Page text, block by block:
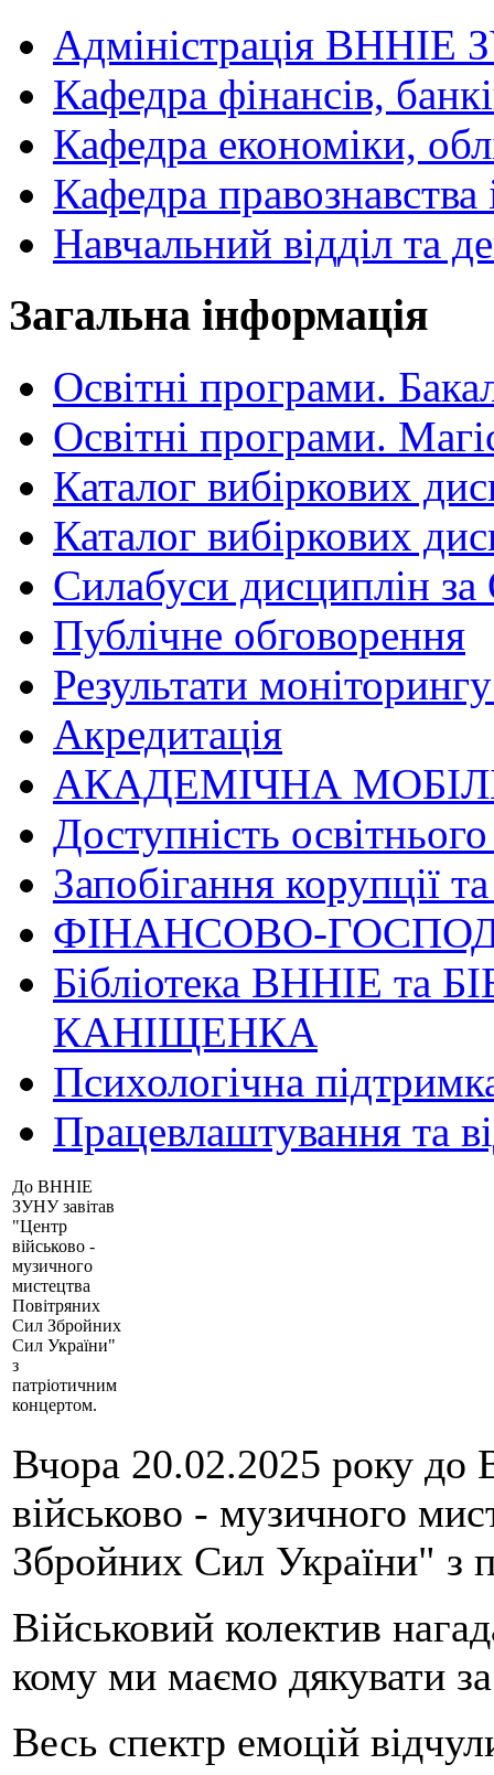
Адміністрація ВННІЕ
Кафедра фінансів,
Кафедра економіки,
Кафедра
Навчальний відділ та
Загальна інформація
Освітні програми.
Освітні програми.
Каталог вибіркових
Каталог вибіркових
Силабуси дисциплін
Публічне обговорення
Результати
Акредитація
АКАДЕМІЧНА
Доступність
Запобігання корупції
ФІНАНСОВО-
Бібліотека ВННІЕ та
КАНІЩЕНКА
Психологічна
Працевлаштування та
До ВННІЕ
ЗУНУ завітав
"Центр
військово -
музичного
мистецтва
Повітряних
Сил Збройних
Сил України"
з
патріотичним
концертом.
Вчора 20.02.2025 року
військово - музичного
Збройних Сил України" з
Військовий колектив
кому ми маємо дякувати
Весь спектр емоцій